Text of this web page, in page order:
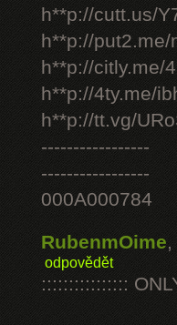
h**p://cutt.us/
h**p://put2.me/
h**p://citly.me/
h**p://4ty.me/
h**p://tt.vg/
-----------------
-----------------
000A000784
RubenmOime,
odpovědět
::::::::::::::::